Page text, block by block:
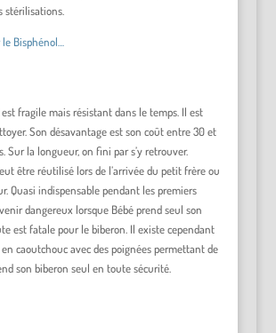
stérilisations.
Bisphénol…
fragile mais résistant dans le temps. Il est
Son désavantage est son coût entre 30 et
Sur la longueur, on fini par s’y retrouver.
être réutilisé lors de l’arrivée du petit frère ou
Quasi indispensable pendant les premiers
dangereux lorsque Bébé prend seul son
est fatale pour le biberon. Il existe cependant
caoutchouc avec des poignées permettant de
son biberon seul en toute sécurité.